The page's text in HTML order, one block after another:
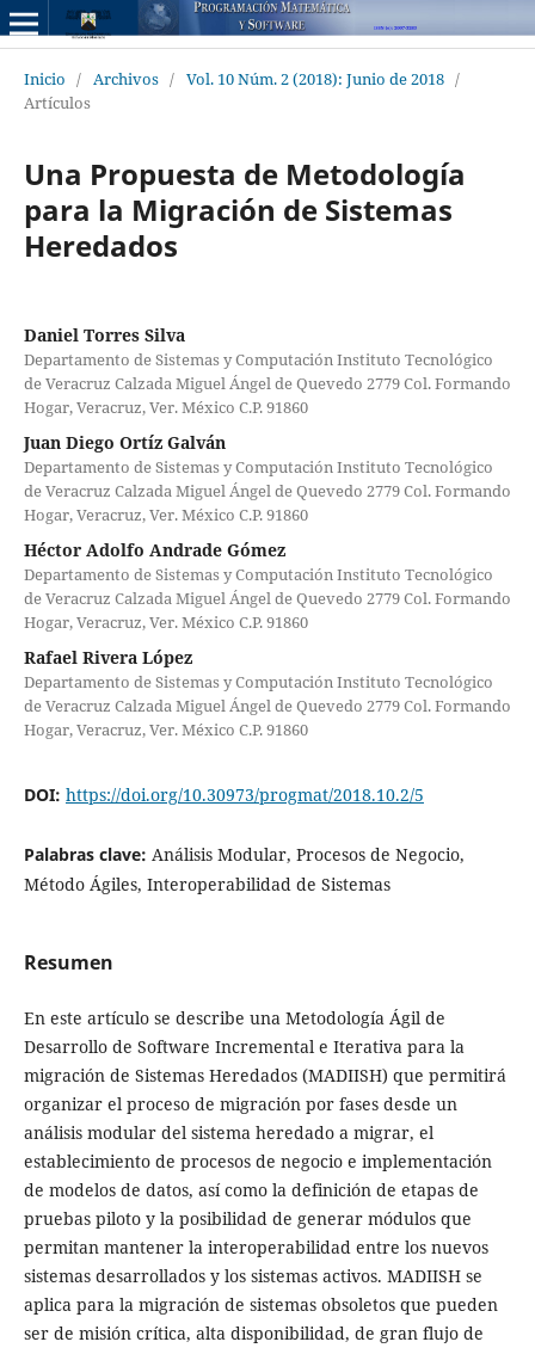
Inicio / Archivos / Vol. 10 Núm. 2 (2018): Junio de 2018 /
Artículos
Una Propuesta de Metodología
para la Migración de Sistemas
Heredados
Daniel Torres Silva
Departamento de Sistemas y Computación Instituto Tecnológico
de Veracruz Calzada Miguel Ángel de Quevedo 2779 Col. Formando
Hogar, Veracruz, Ver. México C.P. 91860
Juan Diego Ortíz Galván
Departamento de Sistemas y Computación Instituto Tecnológico
de Veracruz Calzada Miguel Ángel de Quevedo 2779 Col. Formando
Hogar, Veracruz, Ver. México C.P. 91860
Héctor Adolfo Andrade Gómez
Departamento de Sistemas y Computación Instituto Tecnológico
de Veracruz Calzada Miguel Ángel de Quevedo 2779 Col. Formando
Hogar, Veracruz, Ver. México C.P. 91860
Rafael Rivera López
Departamento de Sistemas y Computación Instituto Tecnológico
de Veracruz Calzada Miguel Ángel de Quevedo 2779 Col. Formando
Hogar, Veracruz, Ver. México C.P. 91860
DOI: https://doi.org/10.30973/progmat/2018.10.2/5
Palabras clave: Análisis Modular, Procesos de Negocio,
Método Ágiles, Interoperabilidad de Sistemas
Resumen
En este artículo se describe una Metodología Ágil de
Desarrollo de Software Incremental e Iterativa para la
migración de Sistemas Heredados (MADIISH) que permitirá
organizar el proceso de migración por fases desde un
análisis modular del sistema heredado a migrar, el
establecimiento de procesos de negocio e implementación
de modelos de datos, así como la definición de etapas de
pruebas piloto y la posibilidad de generar módulos que
permitan mantener la interoperabilidad entre los nuevos
sistemas desarrollados y los sistemas activos. MADIISH se
aplica para la migración de sistemas obsoletos que pueden
ser de misión crítica, alta disponibilidad, de gran flujo de